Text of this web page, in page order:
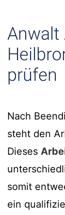
Anwalt
prüfen
Nach
steht den
Dieses
somit
ein